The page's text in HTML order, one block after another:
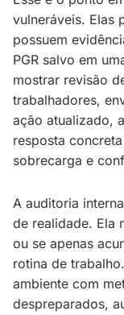
vulneráveis. Elas
possuem
PGR salvo em
mostrar revisão
trabalhadores,
ação atualizado,
resposta
sobrecarga e
A auditoria
de realidade. Ela
ou se apenas
rotina de
ambiente com
despreparados,